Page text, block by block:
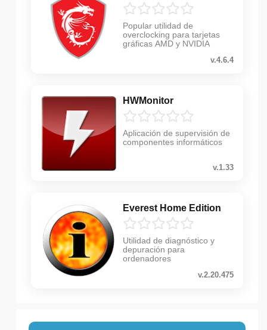
Popular utilidad de
overclocking para tarjetas
gráficas AMD y NVIDIA
v.4.6.4
HWMonitor
Aplicación de supervisión de
componentes informáticos
v.1.33
Everest Home Edition
Utilidad de diagnóstico y
depuración para
ordenadores
v.2.20.475